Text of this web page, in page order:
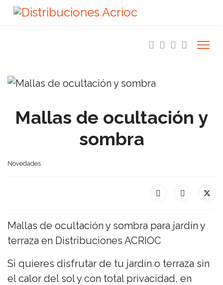
Mallas de ocultación y
sombra
Novedades
Mallas de ocultación y sombra para jardín y
terraza en Distribuciones ACRIOC
Si quieres disfrutar de tu jardín o terraza sin
el calor del sol y con total privacidad, en